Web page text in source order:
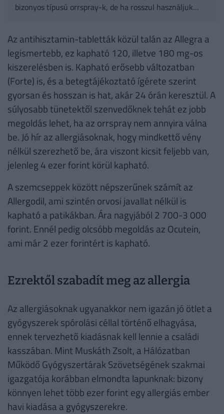
bizonyos típusú orrspray-k, de ha rosszul használjuk
Az antihisztamin-tabletták közül talán az Allegra a
legismertebb, ez kapható 120, illetve 180 mg-os
kiszerelésben is. Kapható erősebb változatban
(Forte) is, és a betegtájékoztató ígérete szerint
gyorsan és hosszan is hat, akár 24 órán keresztül. A
súlyosabb tünetektől szenvedőknek tehát ez jobb
megoldás lehet, ha az orrspray nem annyira válna
be. Jó hír az allergiásoknak, hogy mindkettő vény
nélkül szerezhető be, ára viszont kicsit feljebb van,
jelenleg 4 ezer forint körül kapható.
A szemcseppek között népszerűnek számít az
Allergodil, ami szintén orvosi javallat nélkül is
kapható a patikákban. Ára nagyjából 2 700-3 000
forint. Ennél pedig olcsóbb megoldás az Ocutein,
ami már 2 ezer forintért is kapható.
Ezrektől szabadít meg az allergia
Az allergiásoknak ugyanakkor nem igazán jó ötlet a
gyógyszerek spórolási céllal történő elhagyása,
ennek tervezhető kiadásnak kell lennie a családi
kasszában. Mint Muskáth Zsolt, a Hálózatban
Működő Gyógyszertárak Szövetségének szakmai
igazgatója korábban elmondta lapunknak: bizony
könnyen lehet több ezer forint egy allergiás ember
havi kiadása a gyógyszerekre.